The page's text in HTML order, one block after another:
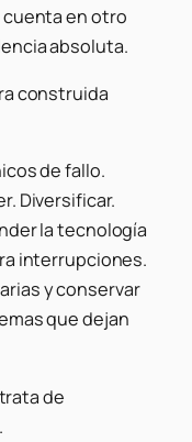
cuenta en otro
absoluta.
construida
de fallo.
Diversificar.
la tecnología
interrupciones.
y conservar
que dejan
de